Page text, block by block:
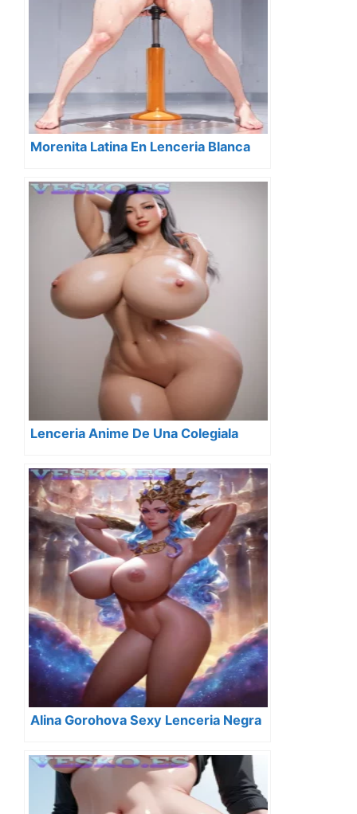
Morenita Latina En Lenceria Blanca
Lenceria Anime De Una Colegiala
Alina Gorohova Sexy Lenceria Negra